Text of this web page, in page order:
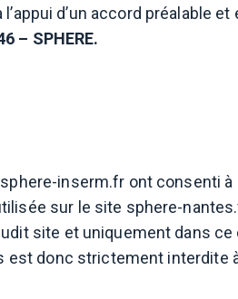
d’un accord préalable et
– SPHERE.
inserm.fr ont consenti à
sur le site sphere-
site et uniquement dans ce
est donc strictement interdite